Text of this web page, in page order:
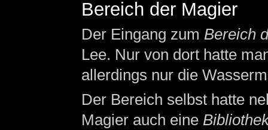
Bereich der Magier
Der Eingang zum Bereich
Lee. Nur von dort hatte
allerdings nur die
Der Bereich selbst hatte
Magier auch eine